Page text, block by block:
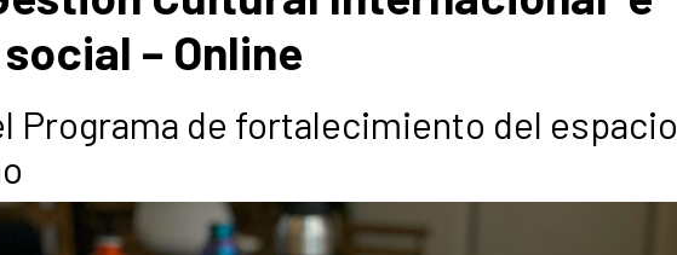
– Online
Programa de fortalecimiento del espacio